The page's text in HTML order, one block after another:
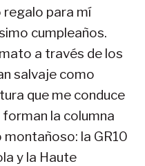
regalo para mí
cumpleaños.
a través de los
salvaje como
que me conduce
la columna
la GR10
y la Haute